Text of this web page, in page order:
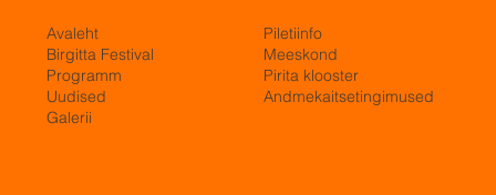
Avaleht
Birgitta Festival
Programm
Uudised
Galerii
Piletiinfo
Meeskond
Pirita klooster
Andmekaitsetingimused